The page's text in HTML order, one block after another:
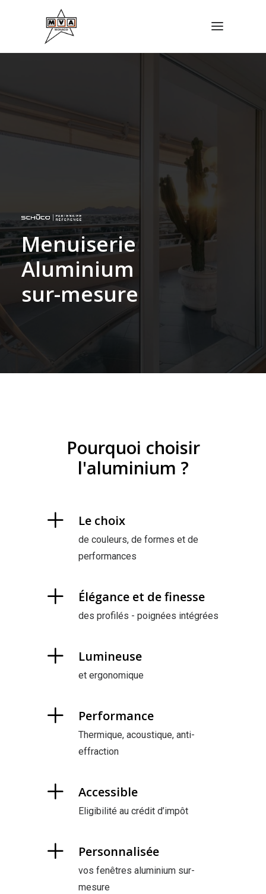
DEMANDER UN DEVIS
04 93 74 47 27
Menuiserie
Aluminium
sur-mesure
Pourquoi choisir
l'aluminium ?
Le choix
de couleurs, de formes et de
performances
Élégance et de finesse
des profilés - poignées intégrées
Lumineuse
et ergonomique
Performance
Thermique, acoustique, anti-
effraction
Accessible
Eligibilité au crédit d’impôt
Personnalisée
vos fenêtres aluminium sur-
mesure